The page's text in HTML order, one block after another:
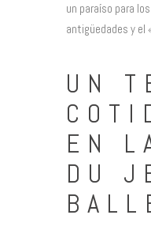
un paraíso para
antigüedades y el
UN
EN
DU